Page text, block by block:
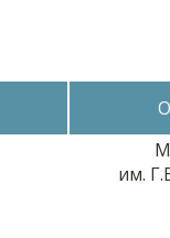
им.